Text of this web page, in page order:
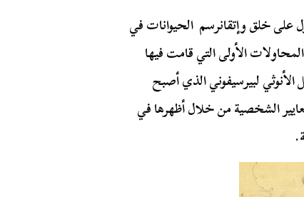
على خلق وإتقانرسم الحيوانات في
الأولى التي قامت فيها
لبيرسيفوني الذي أصبح
الشخصية من خلال أظهرها في